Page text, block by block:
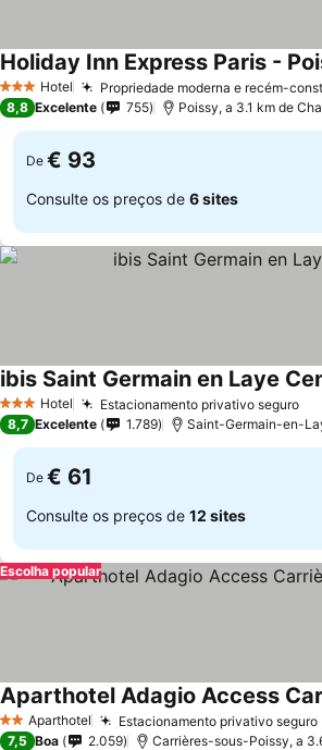
3 EstrelasHotel Propriedade moderna e recém-
Holiday Inn Express Paris -
8,8 Excelente 755 Poissy, a 3.1 km de
De € 93
Consulte os preços de 6 sites
3 EstrelasHotel Estacionamento privativo seguro
ibis Saint Germain en Laye
8,7 Excelente 1.789 Saint-Germain-en-
De € 61
Consulte os preços de 12 sites
Escolha popular
2 EstrelasAparthotel Estacionamento privativo seguro
Ver preços
7,5 Boa 2.059 Carrières-sous-Poissy, a